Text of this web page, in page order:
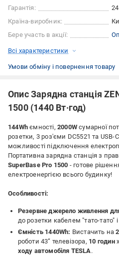
Гарантія:
Країна-виробник:
Бере участь в акції:
Всі характеристики
Умови обміну і повернення товару
Опис Зарядна станція
1500 (1440 Вт·год)
144Whємності,2000Wсумарної
розетки, 3 роз'єми DC5521 та
можливості підключення
Портативна зарядна станція з
SuperBase Pro 1500 - готове
електроенергією всього будинку!
Особливості:
Резервне джерело живлення
до розетки кабелем "тато-тато"
Ємність 1440Wh: Вистачить на
роботи 43” телевізора, 10 годин
ходу автомобіля TESLA.